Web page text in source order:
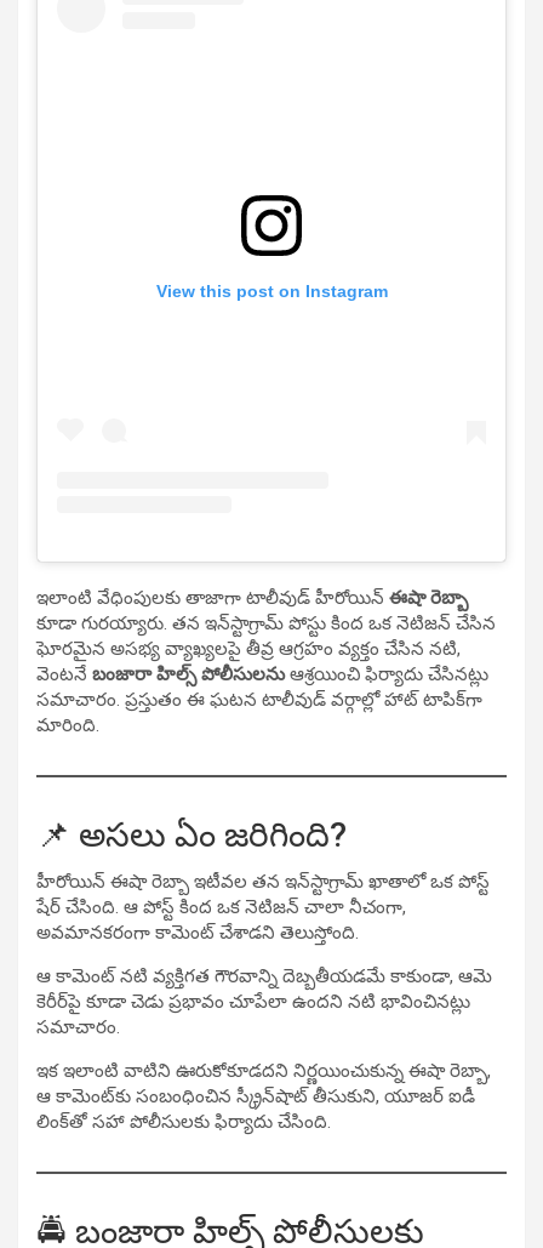
View this post on Instagram
ఇలాంటి వేధింపులకు తాజాగా టాలీవుడ్ హీరోయిన్ ఈషా రెబ్బా
కూడా గురయ్యారు. తన ఇన్‌స్టాగ్రామ్ పోస్టు కింద ఒక నెటిజన్ చేసిన
ఘోరమైన అసభ్య వ్యాఖ్యలపై తీవ్ర ఆగ్రహం వ్యక్తం చేసిన నటి,
వెంటనే బంజారా హిల్స్ పోలీసులనుఆశ్రయించి ఫిర్యాదు చేసినట్లు
సమాచారం. ప్రస్తుతం ఈ ఘటన టాలీవుడ్ వర్గాల్లో హాట్ టాపిక్‌గా
మారింది.
📌 అసలు ఏం జరిగింది?
హీరోయిన్ ఈషా రెబ్బా ఇటీవల తన ఇన్‌స్టాగ్రామ్ ఖాతాలో ఒక పోస్ట్
షేర్ చేసింది. ఆ పోస్ట్ కింద ఒక నెటిజన్ చాలా నీచంగా,
అవమానకరంగా కామెంట్ చేశాడని తెలుస్తోంది.
ఆ కామెంట్ నటి వ్యక్తిగత గౌరవాన్ని దెబ్బతీయడమే కాకుండా, ఆమె
కెరీర్‌పై కూడా చెడు ప్రభావం చూపేలా ఉందని నటి భావించినట్లు
సమాచారం.
ఇక ఇలాంటి వాటిని ఊరుకోకూడదని నిర్ణయించుకున్న ఈషా రెబ్బా,
ఆ కామెంట్‌కు సంబంధించిన స్క్రీన్‌షాట్ తీసుకుని, యూజర్ ఐడీ
లింక్‌తో సహా పోలీసులకు ఫిర్యాదు చేసింది.
🚔 బంజారా హిల్స్ పోలీసులకు